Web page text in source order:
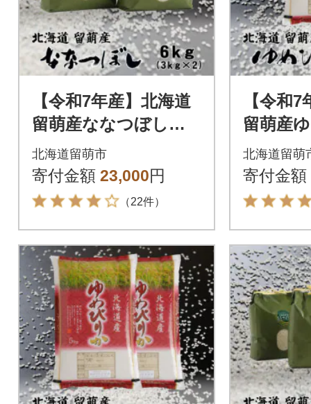
【令和7年産】北海道
留萌産ななつぼし 6
kg(3kg×2個)
北海道留萌市
寄付金額 23,000円
（22件）
【令和
留萌産
kg
北海道留萌
寄付金額